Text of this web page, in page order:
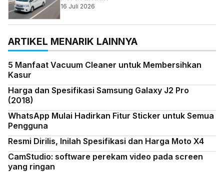
16 Juli 2026
ARTIKEL MENARIK LAINNYA
5 Manfaat Vacuum Cleaner untuk Membersihkan
Kasur
Harga dan Spesifikasi Samsung Galaxy J2 Pro
(2018)
WhatsApp Mulai Hadirkan Fitur Sticker untuk Semua
Pengguna
Resmi Dirilis, Inilah Spesifikasi dan Harga Moto X4
CamStudio: software perekam video pada screen
yang ringan